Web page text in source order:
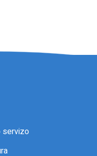
servizo